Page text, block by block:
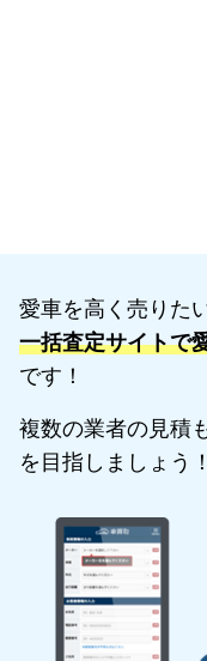
愛車を高く売りた
一括査定サイトで
です！
複数の業者の見積
を目指しましょう！